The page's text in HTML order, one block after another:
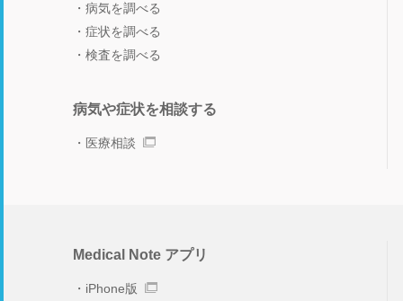
病気を調べる
症状を調べる
検査を調べる
病気や症状を相談する
医療相談
Medical Note アプリ
iPhone版